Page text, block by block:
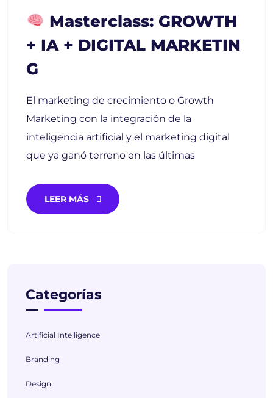
Masterclass: GROWTH
+ IA + DIGITAL MARKETIN
G
El marketing de crecimiento o Growth
Marketing con la integración de la
inteligencia artificial y el marketing digital
que ya ganó terreno en las últimas
LEER MÁS
Categorías
Artificial Intelligence
Branding
Design